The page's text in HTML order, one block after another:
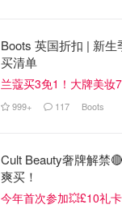
Boots 英国折扣 | 新
买清单
兰蔻买3免1！大牌美妆
999+ 117 Boots
Cult Beauty奢牌解禁
爽买！
今年首次参加💥£10礼